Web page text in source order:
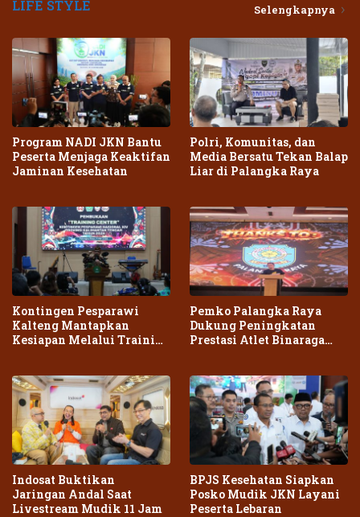
LIFE STYLE Selengkapnya
Program NADI JKN Bantu
Peserta Menjaga Keaktifan
Jaminan Kesehatan
Polri, Komunitas, dan
Media Bersatu Tekan Balap
Liar di Palangka Raya
Kontingen Pesparawi
Kalteng Mantapkan
Kesiapan Melalui Training
Pemko Palangka Raya
Dukung Peningkatan
Prestasi Atlet Binaraga
Indosat Buktikan
Jaringan Andal Saat
Livestream Mudik 11 Jam
BPJS Kesehatan Siapkan
Posko Mudik JKN Layani
Peserta Lebaran